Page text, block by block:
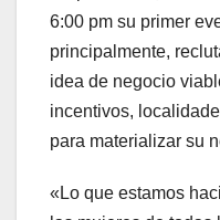
6:00 pm su primer
principalmente,
idea de negocio
incentivos,
para materializar su
«Lo que estamos